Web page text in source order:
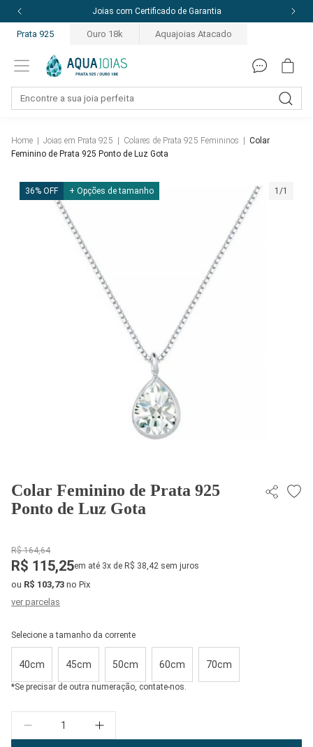
10% off com o cupom: PRIMEIRACOMPRA
Prata 925 Ouro 18k Aquajoias Atacado
Home Joias em Prata 925 Colares de Prata 925 Femininos
Colar
Feminino de Prata 925 Ponto de Luz Gota
36% OFF + Opções de tamanho 1/1
Colar Feminino de Prata 925
Ponto de Luz Gota
R$ 164,64
R$ 115,25em até 3x de R$ 38,42 sem juros
ou R$ 103,73 no Pix
ver parcelas
Selecione a tamanho da corrente
40cm 45cm 50cm 60cm 70cm
*Se precisar de outra numeração, contate-nos.
Quantidade